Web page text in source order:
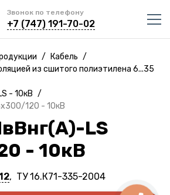
Звонок по телефону
+7 (747) 191-70-02
/ Кабель /
из сшитого полиэтилена 6...35
- 10кВ /
120 - 10кВ
LS
- 10кВ
, ТУ 16.К71-335-2004